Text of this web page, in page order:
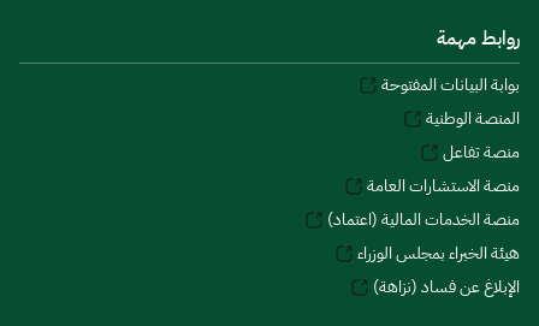
روابط مهمة
بوابة البيانات المفتوحة
المنصة الوطنية
منصة تفاعل
منصة الاستشارات العامة
منصة الخدمات المالية (اعتماد)
هيئة الخبراء بمجلس الوزراء
الإبلاغ عن فساد (نزاهة)